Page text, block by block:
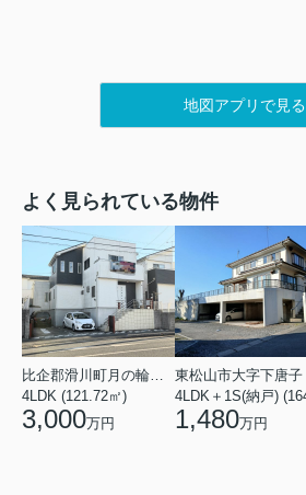
地図アプリで見る
よく見られている物件
4LDK (121.72㎡)
3,000万円
東松山市大字下唐子
1,480万円